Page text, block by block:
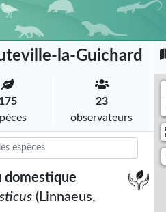
la-Guichard
175
23
observateurs
domestique
(Linnaeus,